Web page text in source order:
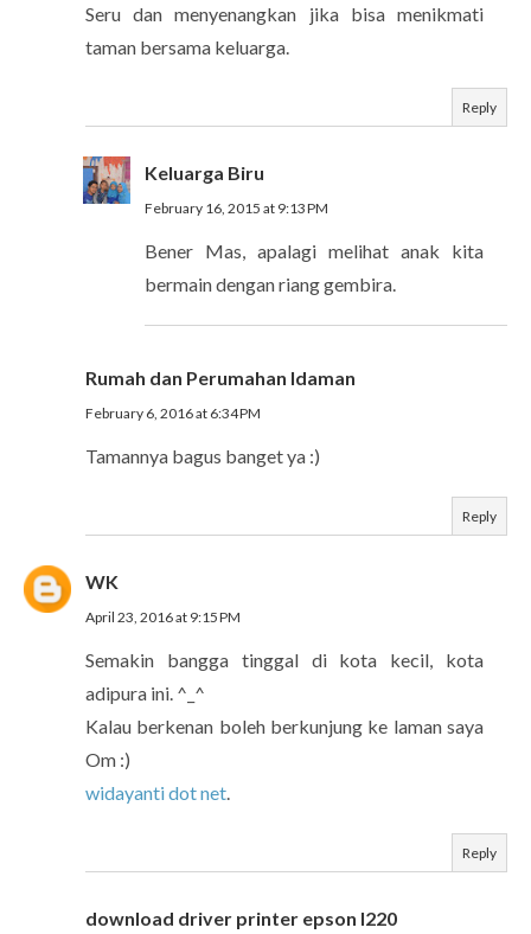
Seru dan menyenangkan jika bisa menikmati
taman bersama keluarga.
Reply
Keluarga Biru
February 16, 2015 at 9:13 PM
Bener Mas, apalagi melihat anak kita
bermain dengan riang gembira.
Rumah dan Perumahan Idaman
February 6, 2016 at 6:34 PM
Tamannya bagus banget ya :)
Reply
WK
April 23, 2016 at 9:15 PM
Semakin bangga tinggal di kota kecil, kota
adipura ini. ^_^
Kalau berkenan boleh berkunjung ke laman saya
Om :)
widayanti dot net
Reply
download driver printer epson l220